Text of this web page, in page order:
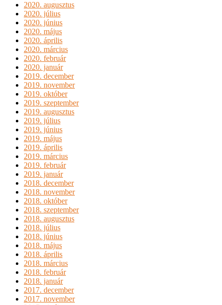
2020. augusztus
2020. július
2020. június
2020. május
2020. április
2020. március
2020. február
2020. január
2019. december
2019. november
2019. október
2019. szeptember
2019. augusztus
2019. július
2019. június
2019. május
2019. április
2019. március
2019. február
2019. január
2018. december
2018. november
2018. október
2018. szeptember
2018. augusztus
2018. július
2018. június
2018. május
2018. április
2018. március
2018. február
2018. január
2017. december
2017. november